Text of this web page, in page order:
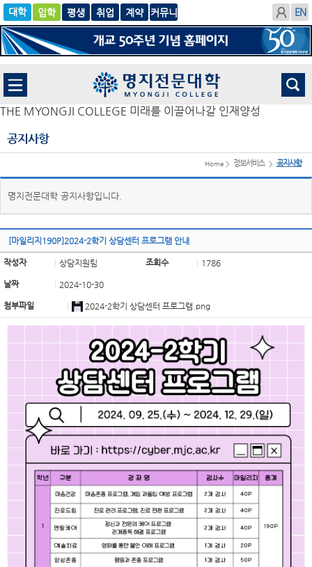
입학
글로
벌
평생 취업
계
약
THE MYONGJI COLLEGE 미래를 이끌어나갈 인재양성
공지사항
Home > 정보서비스 > 공지사항
명지전문대학 공지사항입니다.
[마일리지190P]2024-2학기 상담센터 프로그램 안내
작성자 상담지원팀 조회수 1786
날짜 2024-10-30
첨부파일 2024-2학기 상담센터 프로그램.png